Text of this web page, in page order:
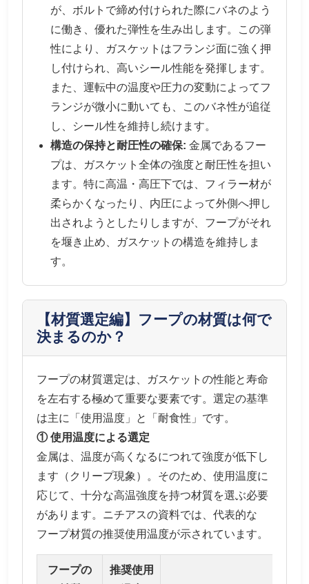
が、ボルトで締め付けられた際にバネのよう
に働き、優れた弾性を生み出します。この弾
性により、ガスケットはフランジ面に強く押
し付けられ、高いシール性能を発揮します。
また、運転中の温度や圧力の変動によってフ
ランジが微小に動いても、このバネ性が追従
し、シール性を維持し続けます。
構造の保持と耐圧性の確保: 金属であるフー
プは、ガスケット全体の強度と耐圧性を担い
ます。特に高温・高圧下では、フィラー材が
柔らかくなったり、内圧によって外側へ押し
出されようとしたりしますが、フープがそれ
を堰き止め、ガスケットの構造を維持しま
す。
【材質選定編】フープの材質は何で
決まるのか？
フープの材質選定は、ガスケットの性能と寿命
を左右する極めて重要な要素です。選定の基準
は主に「使用温度」と「耐食性」です。
① 使用温度による選定
金属は、温度が高くなるにつれて強度が低下し
ます（クリープ現象）。そのため、使用温度に
応じて、十分な高温強度を持つ材質を選ぶ必要
があります。ニチアスの資料では、代表的な
フープ材質の推奨使用温度が示されています。
フープの
推奨使用